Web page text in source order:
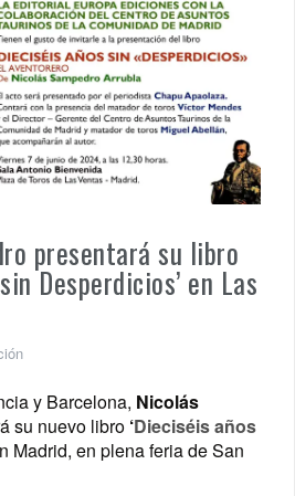
presentará su libro
Desperdicios’ en Las
y Barcelona, Nicolás
su nuevo libro ‘Dieciséis años
Madrid, en plena feria de San